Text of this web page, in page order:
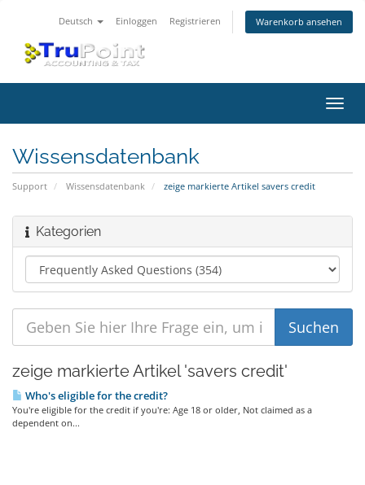
Deutsch Einloggen Registrieren Warenkorb ansehen
ein-/
Wissensdatenbank
Support Wissensdatenbank zeige markierte Artikel savers credit
Kategorien
zeige markierte Artikel 'savers credit'
Who's eligible for the credit?
You're eligible for the credit if you're: Age 18 or older, Not claimed as a
dependent on...